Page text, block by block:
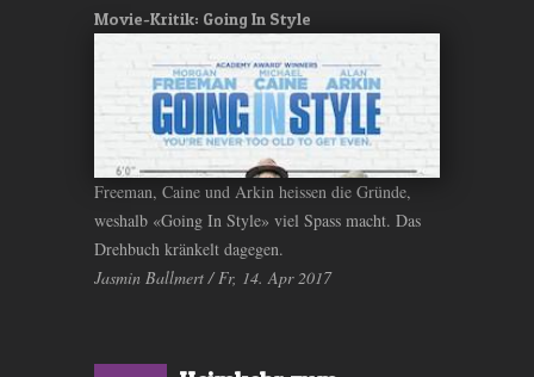
Movie-Kritik: Going In Style
Freeman, Caine und Arkin heissen die Gründe,
weshalb «Going In Style» viel Spass macht. Das
Drehbuch kränkelt dagegen.
Jasmin Ballmert / Fr, 14. Apr 2017